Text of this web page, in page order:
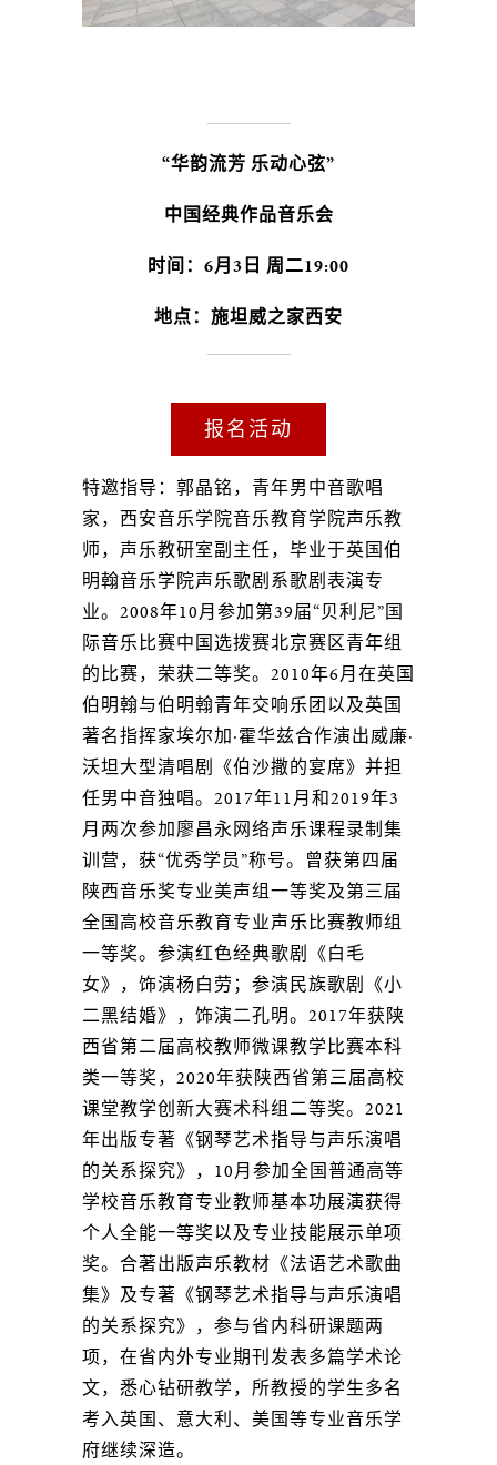
“华韵流芳 乐动心弦”
中国经典作品音乐会
时间：6月3日 周二19:00
地点：施坦威之家西安
报名活动
特邀指导：郭晶铭，青年男中音歌唱
家，西安音乐学院音乐教育学院声乐教
师，声乐教研室副主任，毕业于英国伯
明翰音乐学院声乐歌剧系歌剧表演专
业。2008年10月参加第39届“贝利尼”国
际音乐比赛中国选拨赛北京赛区青年组
的比赛，荣获二等奖。2010年6月在英国
伯明翰与伯明翰青年交响乐团以及英国
著名指挥家埃尔加·霍华兹合作演出威廉·
沃坦大型清唱剧《伯沙撒的宴席》并担
任男中音独唱。2017年11月和2019年3
月两次参加廖昌永网络声乐课程录制集
训营，获“优秀学员”称号。曾获第四届
陕西音乐奖专业美声组一等奖及第三届
全国高校音乐教育专业声乐比赛教师组
一等奖。参演红色经典歌剧《白毛
女》，饰演杨白劳；参演民族歌剧《小
二黑结婚》，饰演二孔明。2017年获陕
西省第二届高校教师微课教学比赛本科
类一等奖，2020年获陕西省第三届高校
课堂教学创新大赛术科组二等奖。2021
年出版专著《钢琴艺术指导与声乐演唱
的关系探究》，10月参加全国普通高等
学校音乐教育专业教师基本功展演获得
个人全能一等奖以及专业技能展示单项
奖。合著出版声乐教材《法语艺术歌曲
集》及专著《钢琴艺术指导与声乐演唱
的关系探究》，参与省内科研课题两
项，在省内外专业期刊发表多篇学术论
文，悉心钻研教学，所教授的学生多名
考入英国、意大利、美国等专业音乐学
府继续深造。